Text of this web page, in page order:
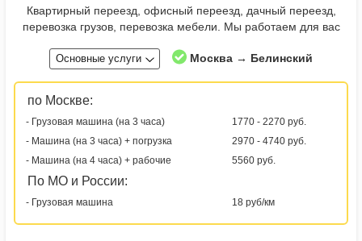
Квартирный переезд, офисный переезд, дачный переезд,
перевозка грузов, перевозка мебели. Мы работаем для вас
Основные услуги Москва → Белинский
по Москве:
- Грузовая машина (на 3 часа)
1770 - 2270 руб.
- Машина (на 3 часа) + погрузка
2970 - 4740 руб.
- Машина (на 4 часа) + рабочие
5560 руб.
По МО и России:
- Грузовая машина 18 руб/км